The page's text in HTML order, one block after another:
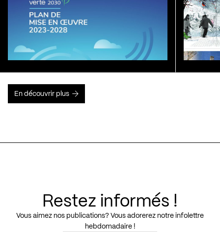
En découvrir plus
Restez informés !
Vous aimez nos publications? Vous adorerez notre infolettre
hebdomadaire !